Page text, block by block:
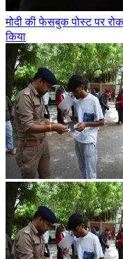
मोदी की फेसबुक पोस्ट पर
किया